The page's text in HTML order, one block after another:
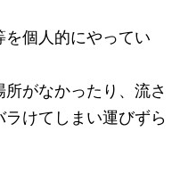
個人的にやってい
がなかったり、流さ
けてしまい運びずら